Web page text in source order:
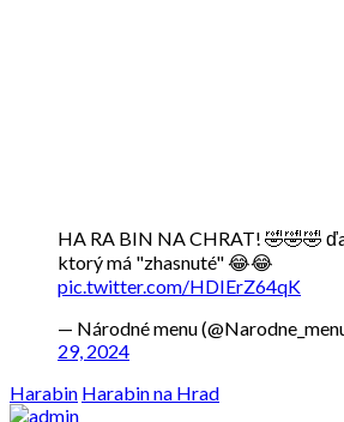
HA RA BIN NA CHRAT! 🤣🤣🤣
ktorý má "zhasnuté" 😂😂
pic.twitter.com/HDIErZ64qK
— Národné menu
29, 2024
Harabin Harabin na Hrad